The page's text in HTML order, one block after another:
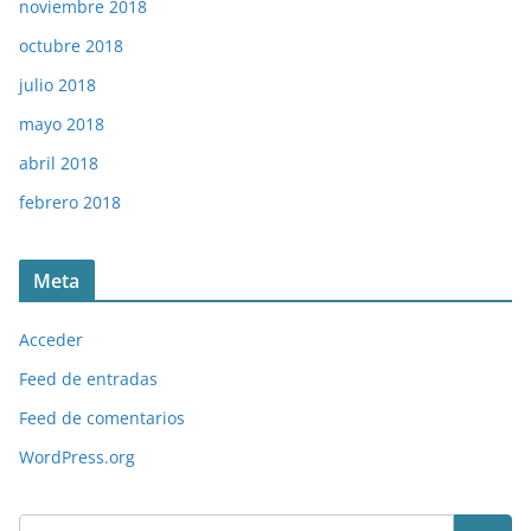
noviembre 2018
octubre 2018
julio 2018
mayo 2018
abril 2018
febrero 2018
Meta
Acceder
Feed de entradas
Feed de comentarios
WordPress.org